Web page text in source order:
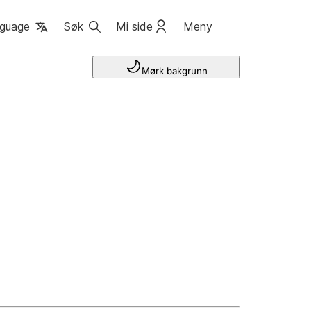
Søk Mi side Meny
Mørk bakgrunn